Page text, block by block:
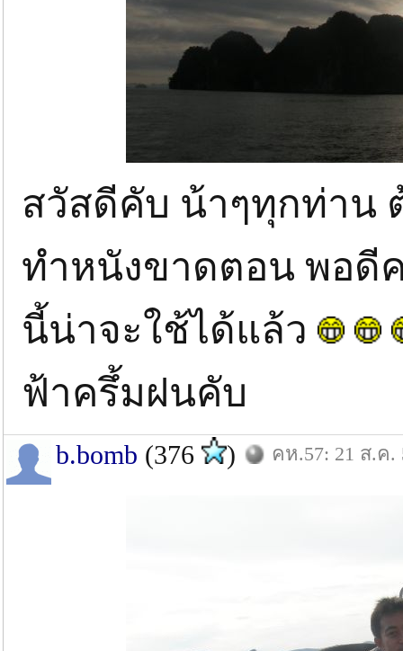
สวัสดีคับ น้าๆทุกท่าน
ทำหนังขาดตอน พอดี
นี้น่าจะใช้ได้แล้ว
ฟ้าครึ้มฝนคับ
b.bomb (376 ) คห.57: 21 ส.ค.